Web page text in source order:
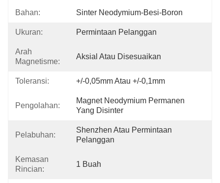
Bahan: Sinter Neodymium-Besi-Boron
Ukuran: Permintaan Pelanggan
Arah
Magnetisme:
Aksial Atau Disesuaikan
Toleransi: +/-0,05mm Atau +/-0,1mm
Pengolahan:
Magnet Neodymium Permanen
Yang Disinter
Pelabuhan:
Shenzhen Atau Permintaan
Pelanggan
Kemasan
Rincian:
1 Buah